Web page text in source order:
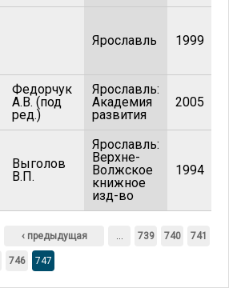
Ярославль 1999
Федорчук
А.В. (под
ред.)
Ярославль:
Академия
развития
2005
Выголов
В.П.
Ярославль:
Верхне-
Волжское
книжное
изд-во
1994
‹ предыдущая … 739 740 741
746 747